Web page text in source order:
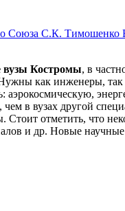
вузы Костромы, в
как инженеры,
аэрокосмическую,
в вузах другой
Стоит отметить, что
и др. Новые